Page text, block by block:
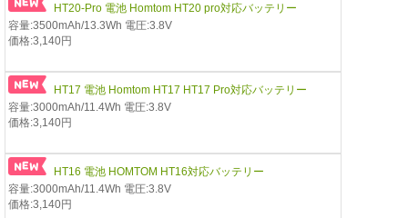
HT20-Pro 電池 Homtom HT20 pro対応バッテリー
容量:3500mAh/13.3Wh 電圧:3.8V
価格:3,140円
HT17 電池 Homtom HT17 HT17 Pro対応バッテリー
容量:3000mAh/11.4Wh 電圧:3.8V
価格:3,140円
HT16 電池 HOMTOM HT16対応バッテリー
容量:3000mAh/11.4Wh 電圧:3.8V
価格:3,140円